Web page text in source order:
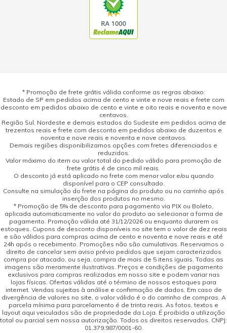
* Promoção de frete grátis válida conforme as regras abaixo:
Estado de SP em pedidos acima de cento e vinte e nove reais e frete com
desconto em pedidos abaixo de cento e vinte e oito reais e noventa e nove
centavos.
Região Sul, Nordeste e demais estados do Sudeste em pedidos acima de
trezentos reais e frete com desconto em pedidos abaixo de duzentos e
noventa e nove reais e noventa e nove centavos.
Demais regiões disponibilizamos opções com fretes diferenciados e
reduzidos.
Valor máximo do item ou valor total do pedido válido para promoção de
frete grátis é de cinco mil reais.
O desconto já está aplicado no frete com menor valor e/ou quando
disponível para o CEP consultado.
Consulte na simulação do frete na página do produto ou no carrinho após
inserção dos produtos no mesmo.
* Promoção de 5% de desconto para pagamento via PIX ou Boleto,
aplicada automaticamente no valor do produto ao selecionar a forma de
pagamento. Promoção válida até 31/12/2026 ou enquanto durarem os
estoques. Cupons de desconto disponíveis no site tem o valor de dez reais
e são válidos para compras acima de cento e noventa e nove reais e até
24h após o recebimento. Promoções não são cumulativas. Reservamos o
direito de cancelar sem aviso prévio pedidos que sejam caracterizados
compra por atacado, ou seja, compra de mais de 5 itens iguais. Todas as
imagens são meramente ilustrativas. Preços e condições de pagamento
exclusivos para compras realizadas em nosso site e podem variar nas
lojas físicas. Ofertas válidas até o término de nossos estoques para
internet. Vendas sujeitas à análise e confirmação de dados. Em caso de
divergência de valores no site, o valor válido é o do carrinho de compras. A
parcela mínima para parcelamento é de trinta reais. As fotos, textos e
layout aqui veiculados são de propriedade da Loja. É proibida a utilização
total ou parcial sem nossa autorização. Todos os direitos reservados. CNPJ:
01.379.987/0001-60.